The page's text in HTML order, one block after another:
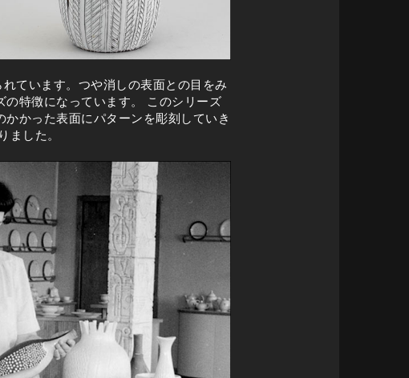
ています。つや消しの表面との目をみ
特徴になっています。 このシリーズ
かった表面にパターンを彫刻していき
ました。